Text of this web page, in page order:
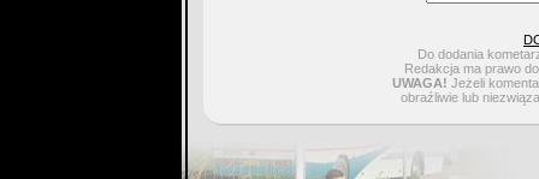
Do dodania
Redakcja ma prawo
UWAGA! Jeżeli
obraźliwie lub